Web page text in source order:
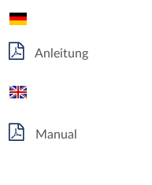
Anleitung
Manual